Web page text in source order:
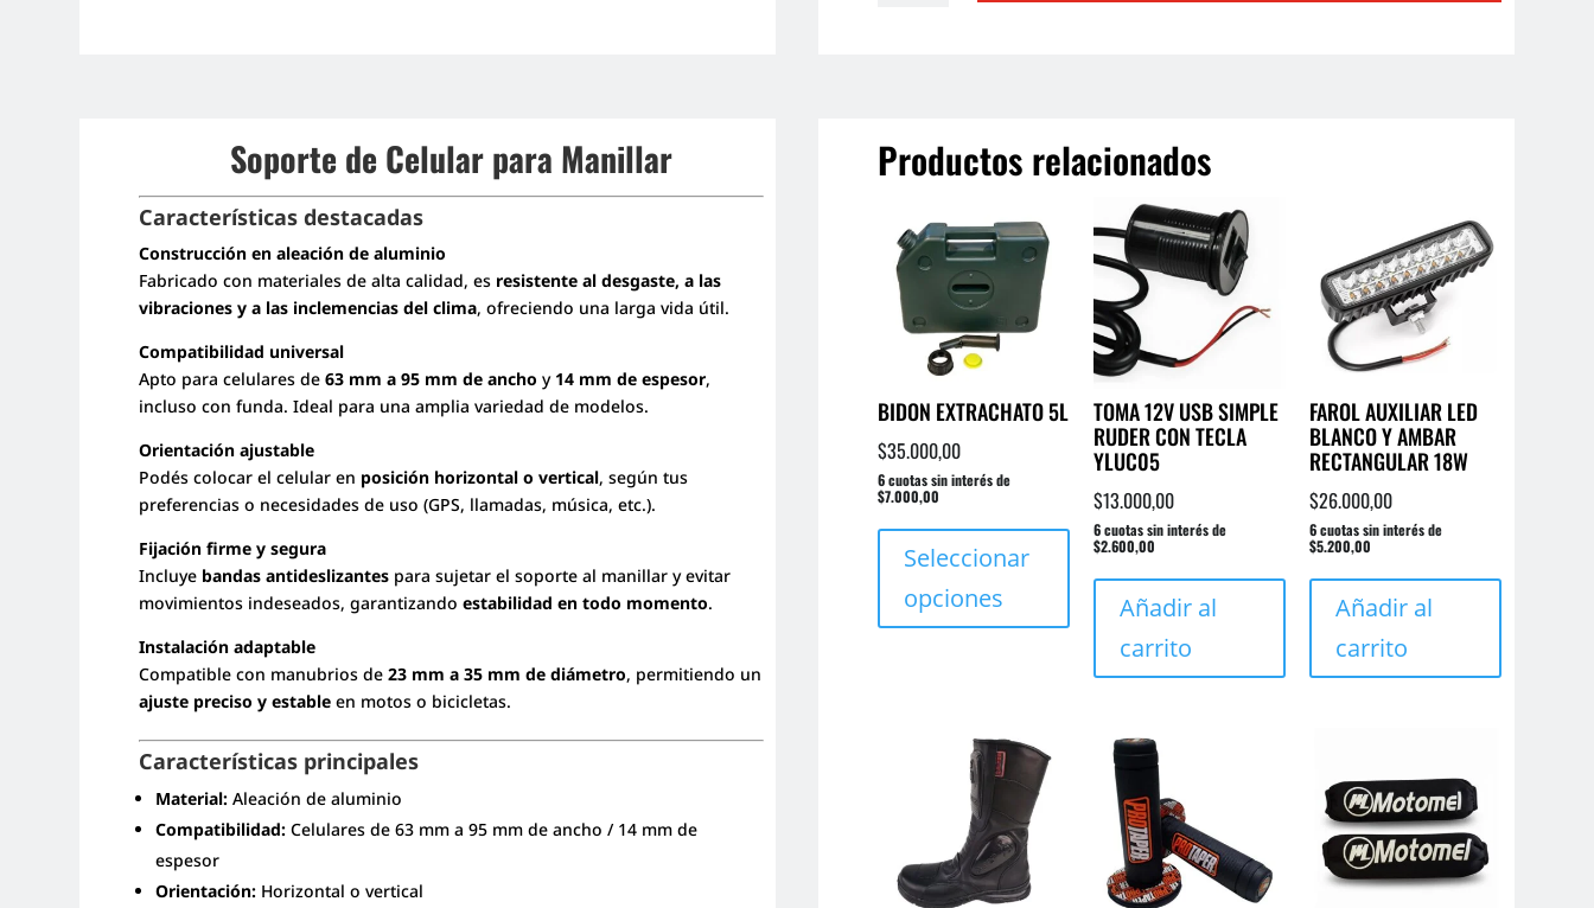
cantidad
Soporte de Celular para Manillar
Características destacadas
Construcción en aleación de aluminio
Fabricado con materiales de alta calidad, es resistente al desgaste, a las
vibraciones y a las inclemencias del clima, ofreciendo una larga vida útil.
Compatibilidad universal
Apto para celulares de63 mm a 95 mm de ancho y 14 mm de espesor,
incluso con funda. Ideal para una amplia variedad de modelos.
Orientación ajustable
Podés colocar el celular en posición horizontal o vertical, según tus
preferencias o necesidades de uso (GPS, llamadas, música, etc.).
Fijación firme y segura
Incluye bandas antideslizantes para sujetar el soporte al manillar y evitar
movimientos indeseados, garantizandoestabilidad en todo momento.
Instalación adaptable
Compatible con manubrios de23 mm a 35 mm de diámetro, permitiendo un
ajuste preciso y estable en motos o bicicletas.
Características principales
Material: Aleación de aluminio
Compatibilidad: Celulares de 63 mm a 95 mm de ancho / 14 mm de
espesor
Orientación: Horizontal o vertical
Productos relacionados
BIDON EXTRACHATO 5L
$35.000,00
6 cuotas sin interés de
$7.000,00
Seleccionar
opciones
Este
producto
tiene
múltiples
variantes.
Las
pueden
página
TOMA 12V USB SIMPLE
RUDER CON TECLA
YLUC05
$13.000,00
6 cuotas sin interés de
$2.600,00
Añadir al
carrito
FAROL AUXILIAR LED
BLANCO Y AMBAR
RECTANGULAR 18W
$26.000,00
6 cuotas sin interés de
$5.200,00
Añadir al
carrito